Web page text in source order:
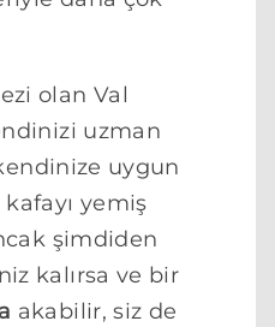
olan Val
uzman
uygun
yemiş
şimdiden
kalırsa ve bir
akabilir, siz de